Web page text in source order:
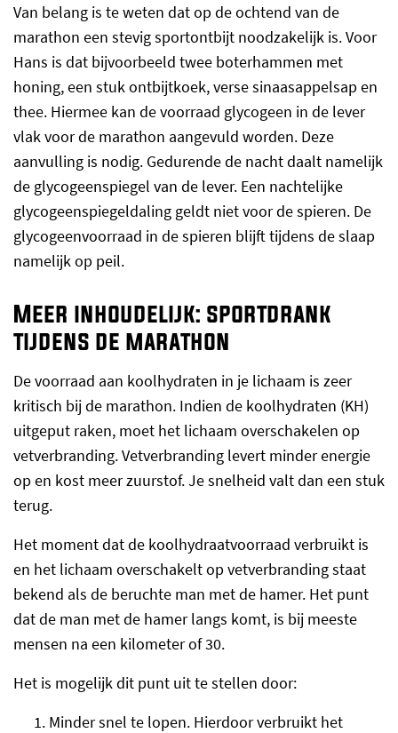
Van belang is te weten dat op de ochtend van de
marathon een stevig sportontbijt noodzakelijk is. Voor
Hans is dat bijvoorbeeld twee boterhammen met
honing, een stuk ontbijtkoek, verse sinaasappelsap en
thee. Hiermee kan de voorraad glycogeen in de lever
vlak voor de marathon aangevuld worden. Deze
aanvulling is nodig. Gedurende de nacht daalt namelijk
de glycogeenspiegel van de lever. Een nachtelijke
glycogeenspiegeldaling geldt niet voor de spieren. De
glycogeenvoorraad in de spieren blijft tijdens de slaap
namelijk op peil.
Meer inhoudelijk: sportdrank
tijdens de marathon
De voorraad aan koolhydraten in je lichaam is zeer
kritisch bij de marathon. Indien de koolhydraten (KH)
uitgeput raken, moet het lichaam overschakelen op
vetverbranding. Vetverbranding levert minder energie
op en kost meer zuurstof. Je snelheid valt dan een stuk
terug.
Het moment dat de koolhydraatvoorraad verbruikt is
en het lichaam overschakelt op vetverbranding staat
bekend als de beruchte man met de hamer. Het punt
dat de man met de hamer langs komt, is bij meeste
mensen na een kilometer of 30.
Het is mogelijk dit punt uit te stellen door:
Minder snel te lopen. Hierdoor verbruikt het